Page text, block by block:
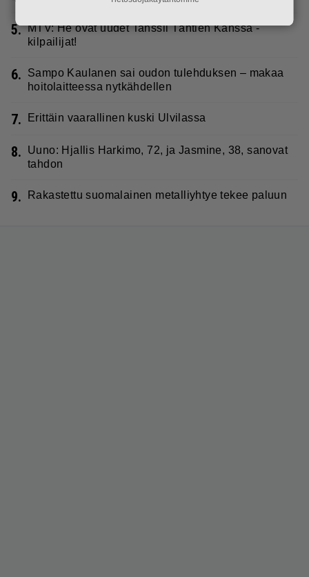
5. MTV: He ovat uudet Tanssii Tähtien Kanssa -
kilpailijat!
6.
Sampo Kaulanen sai oudon tulehduksen – makaa
hoitolaitteessa nytkähdellen
7. Erittäin vaarallinen kuski Ulvilassa
8.
Uuno: Hjallis Harkimo, 72, ja Jasmine, 38, sanovat
tahdon
9. Rakastettu suomalainen metalliyhtye tekee paluun